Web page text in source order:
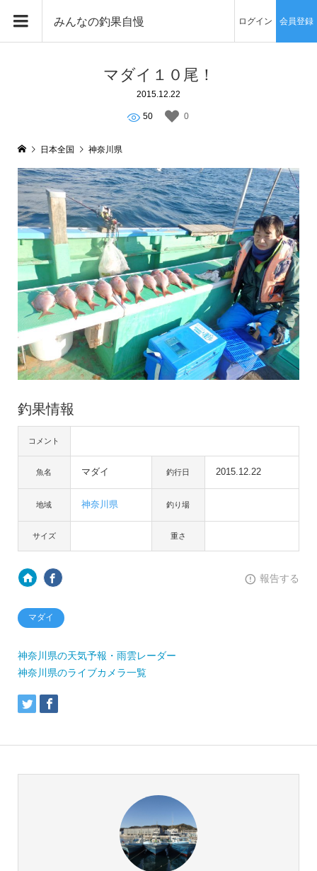
みんなの釣果自慢 ログイン 会員登録
マダイ１０尾！
2015.12.22
50 0
日本全国 神奈川県
釣果情報
コメント
魚名 マダイ 釣行日 2015.12.22
地域 神奈川県 釣り場
サイズ 重さ
報告する
マダイ
神奈川県の天気予報・雨雲レーダー
神奈川県のライブカメラ一覧